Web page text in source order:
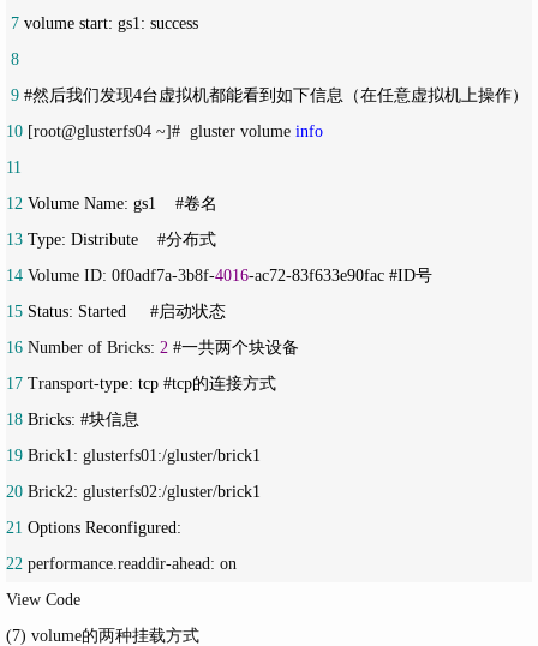
7
8
9
10 [root@glusterfs04 ~]#  gluster volume info
11
12
13
14 Volume ID: 0f0adf7a-3b8f-4016-ac72-
15
16 Number of Bricks: 2
17 Transport-
18
19 Brick1: glusterfs01:/gluster/
20 Brick2: glusterfs02:/gluster/
21
22 performance.readdir-ahead: on
View Code
(7) volume的两种挂载方式